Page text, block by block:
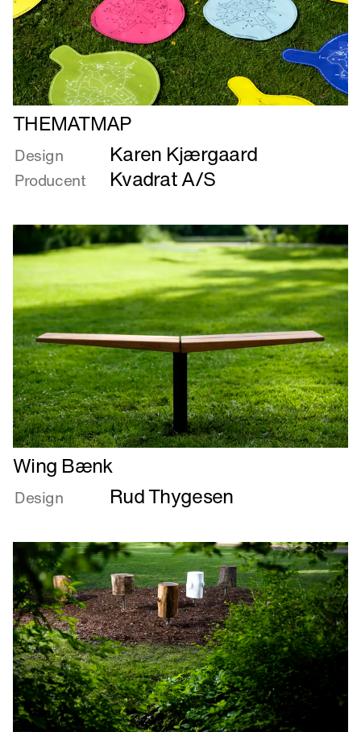
Læs
mere
om
THEMATMAP
THEMATMAP
Design Karen Kjærgaard
Producent Kvadrat A/S
Læs
mere
om
Wing Bænk
Design Rud Thygesen